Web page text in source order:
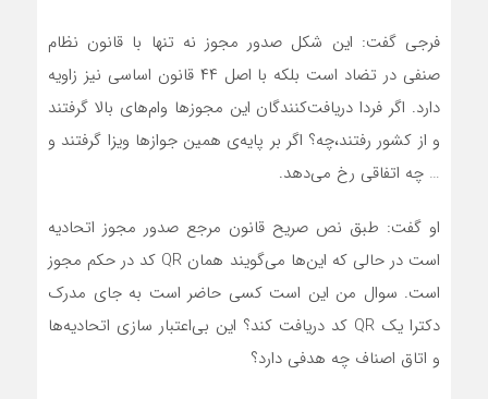
فرجی گفت: این شکل صدور مجوز نه تنها با قانون نظام
صنفی در تضاد است بلکه با اصل ۴۴ قانون اساسی نیز زاویه
دارد. اگر فردا دریافت‌کنندگان این مجوزها وام‌های بالا گرفتند
و از کشور رفتند،چه؟ اگر بر پایه‌ی همین جوازها ویزا گرفتند و
… چه اتفاقی رخ می‌دهد.
او گفت: طبق نص صریح قانون مرجع صدور مجوز اتحادیه
است در حالی که این‌ها می‌گویند همان QR کد در حکم مجوز
است. سوال من این است کسی حاضر است به جای مدرک
دکترا یک QR کد دریافت کند؟ این بی‌اعتبار سازی اتحادیه‌ها
و اتاق اصناف چه هدفی دارد؟